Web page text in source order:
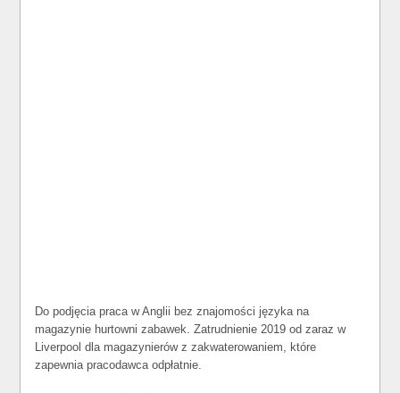
Do podjęcia praca w Anglii bez znajomości języka na
magazynie hurtowni zabawek. Zatrudnienie 2019 od zaraz w
Liverpool dla magazynierów z zakwaterowaniem, które
zapewnia pracodawca odpłatnie.